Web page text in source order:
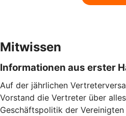
Mitwissen
Informationen aus erster
Auf der jährlichen
Vorstand die Vertreter über
Geschäftspolitik der